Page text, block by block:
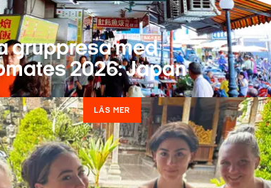
gruppresa med
2026: Japan
LÄS MER